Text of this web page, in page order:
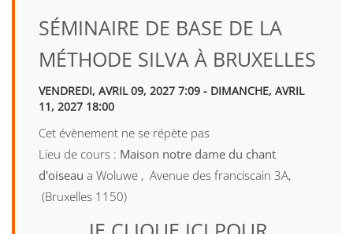
SÉMINAIRE DE BASE DE LA
MÉTHODE SILVA À BRUXELLES
VENDREDI, AVRIL 09, 2027 7:09 - DIMANCHE, AVRIL
11, 2027 18:00
Cet évènement ne se répète pas
Lieu de cours : Maison notre dame du chant
d'oiseau a Woluwe , Avenue des franciscain 3A,
(Bruxelles 1150)